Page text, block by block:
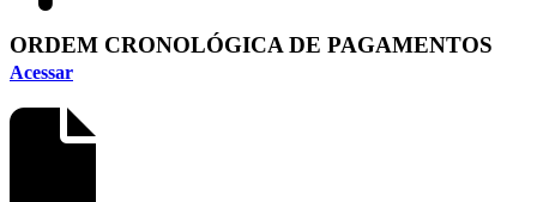
ORDEM CRONOLÓGICA DE PAGAMENTOS
Acessar